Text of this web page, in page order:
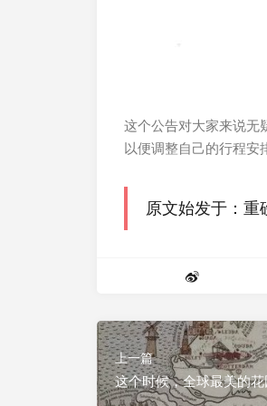
这个公告对大家来说无
以便调整自己的行程安
原文始发于：重
上一篇
这个时候，全球最美的